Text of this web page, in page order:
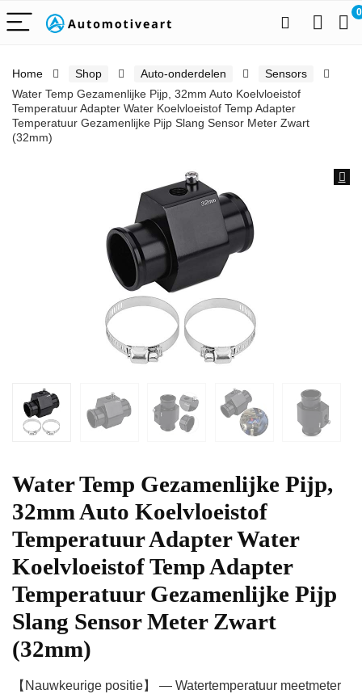
0
Home Shop Auto-onderdelen
Sensors
Water Temp Gezamenlijke Pijp, 32mm Auto Koelvloeistof
Temperatuur Adapter Water Koelvloeistof Temp Adapter
Temperatuur Gezamenlijke Pijp Slang Sensor Meter Zwart
(32mm)
Water Temp Gezamenlijke Pijp,
32mm Auto Koelvloeistof
Temperatuur Adapter Water
Koelvloeistof Temp Adapter
Temperatuur Gezamenlijke Pijp
Slang Sensor Meter Zwart
(32mm)
【Nauwkeurige positie】 — Watertemperatuur meetmeter